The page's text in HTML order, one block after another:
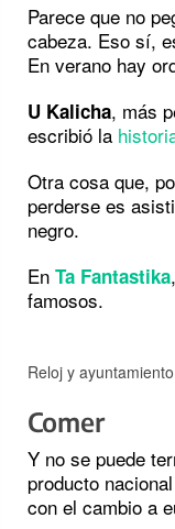
Parece que no
cabeza. Eso sí,
En verano hay
U Kalicha, más
escribió la
Otra cosa que,
perderse es
negro.
En Ta Fantastika
famosos.
Reloj y
Comer
Y no se puede
producto
con el cambio a